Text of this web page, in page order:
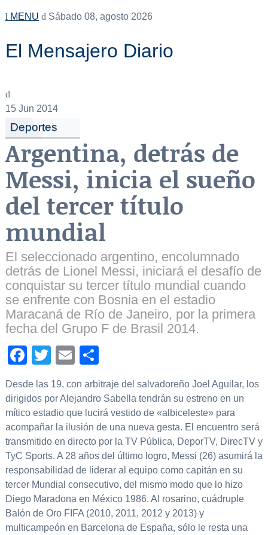
MENU Sábado 08, agosto 2026
El Mensajero Diario
15Jun 2014
Deportes
Argentina, detrás de
Messi, inicia el sueño
del tercer título
mundial
El seleccionado argentino, encolumnado
detrás de Lionel Messi, iniciará el desafío de
conquistar su tercer título mundial cuando
se enfrente con Bosnia en el estadio
Maracaná de Río de Janeiro, por la primera
fecha del Grupo F de Brasil 2014.
Facebook
TwitterEmail
Desde las 19, con arbitraje del salvadoreño Joel Aguilar, los
dirigidos por Alejandro Sabella tendrán su estreno en un
mítico estadio que lucirá vestido de «albiceleste» para
acompañar la ilusión de una nueva gesta. El encuentro será
transmitido en directo por la TV Pública, DeporTV, DirecTV y
TyC Sports. A 28 años del último logro, Messi (26) asumirá la
responsabilidad de liderar al equipo como capitán en su
tercer Mundial consecutivo, del mismo modo que lo hizo
Diego Maradona en México 1986. Al rosarino, cuádruple
Balón de Oro FIFA (2010, 2011, 2012 y 2013) y
multicampeón en Barcelona de España, sólo le resta una